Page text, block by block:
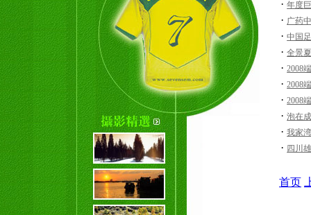
·年度
· 广药
·中国
·全景
·2008
·2008
·2008
·泡在
·我家
· 四川
首页